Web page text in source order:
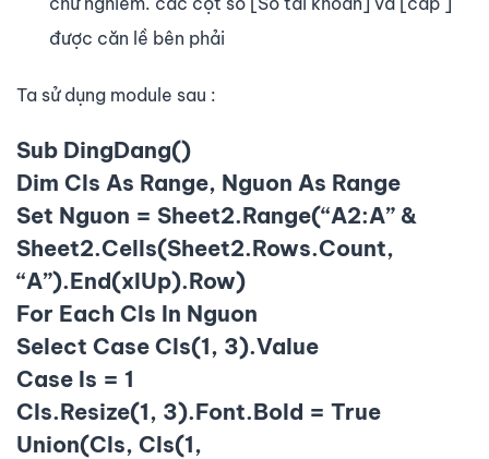
được căn lề bên phải
Ta sử dụng module sau :
Sub DingDang()
Dim Cls As Range, Nguon As Range
Set Nguon = Sheet2.Range(“A2:A” &
Sheet2.Cells(Sheet2.Rows.Count,
“A”).End(xlUp).Row)
For Each Cls In Nguon
Select Case Cls(1, 3).Value
Case Is = 1
Cls.Resize(1, 3).Font.Bold = True
Union(Cls, Cls(1,